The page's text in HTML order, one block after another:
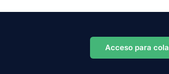
Acceso para